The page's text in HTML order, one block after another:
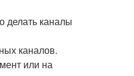
делать каналы
каналов.
или на